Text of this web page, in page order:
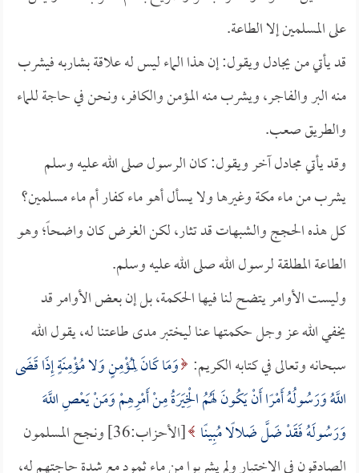
على المسلمين إلا الطاعة.
قد يأتي من يجادل ويقول: إن هذا الماء ليس له علاقة بشاربه فيشرب
منه البر والفاجر، ويشرب منه المؤمن والكافر، ونحن في حاجة للماء
والطريق صعب.
وقد يأتي مجادل آخر ويقول: كان الرسول صلى الله عليه وسلم
يشرب من ماء مكة وغيرها ولا يسأل أهو ماء كفار أم ماء مسلمين؟
كل هذه الحجج والشبهات قد تثار، لكن الغرض كان واضحاً؛ وهو
الطاعة المطلقة لرسول الله صلى الله عليه وسلم.
وليست الأوامر يتضح لنا فيها الحكمة، بل إن بعض الأوامر قد
يخفي الله عز وجل حكمتها عنا ليختبر مدى طاعتنا له، يقول الله
سبحانه وتعالى في كتابه الكريم: وَمَا كَانَ لِمُؤْمِنٍ وَلا مُؤْمِنَةٍ إِذَا قَضَى
اللَّهُ وَرَسُولُهُ أَمْرًا أَنْ يَكُونَ لَهُمُ الْخِيَرَةُ مِنْ أَمْرِهِمْ وَمَنْ يَعْصِ اللَّهَ
وَرَسُولَهُ فَقَدْ ضَلَّ ضَلالًا مُبِينًا
[الأحزاب:36] ونجح المسلمون